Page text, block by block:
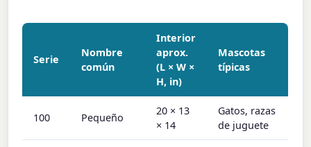
Serie
Nombre
común
Interior
aprox.
(L × W ×
H, in)
Mascotas
típicas
100 Pequeño
20 × 13
× 14
Gatos, razas
de juguete